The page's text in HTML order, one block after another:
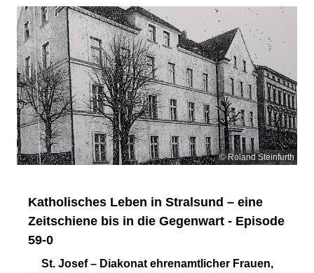
© Roland Steinfurth
Katholisches Leben in Stralsund – eine
Zeitschiene bis in die Gegenwart - Episode
59-0
St. Josef – Diakonat ehrenamtlicher Frauen,